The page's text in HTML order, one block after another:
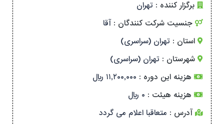
برگزار کننده : تهران
جنسیت شرکت کنندگان : آقا
استان : تهران (سراسری)
شهرستان : تهران (سراسری)
هزینه این دوره : ۱۱,۲۰۰,۰۰۰ ریال
هزینه هیئت : ۰ ریال
آدرس : متعاقبا اعلام می گردد